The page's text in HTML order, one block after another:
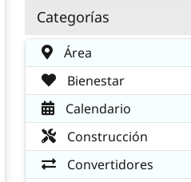
Categorías
Área
Bienestar
Calendario
Construcción
Convertidores